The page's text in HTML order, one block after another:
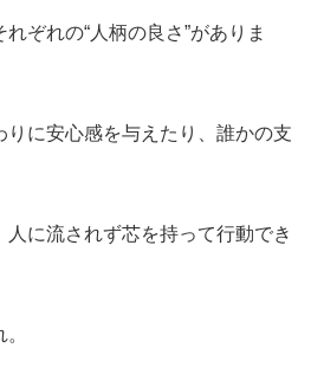
ぞれの“人柄の良さ”がありま
りに安心感を与えたり、誰かの支
に流されず芯を持って行動でき